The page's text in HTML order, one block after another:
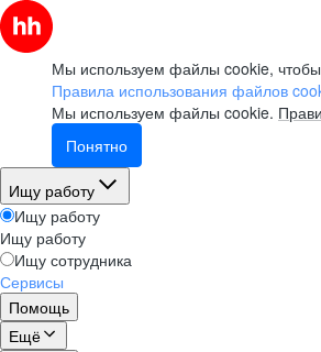
Мы используем файлы cookie, чтобы
Правила использования файлов
Мы используем файлы cookie.
Понятно
Ищу работу
Ищу работу
Ищу работу
Ищу сотрудника
Сервисы
Помощь
Ещё